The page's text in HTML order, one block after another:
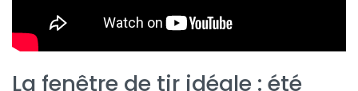
La fenêtre de tir idéale : été